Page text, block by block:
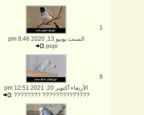
1
السبت يونيو 13, 2020 8:46 pm
popi
9
الأربعاء أكتوبر 20, 2021 12:51 pm
?????????????? ????????